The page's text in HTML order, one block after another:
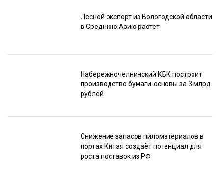
Лесной экспорт из Вологодской области
в Среднюю Азию растёт
Набережночелнинский КБК построит
производство бумаги-основы за 3 млрд
рублей
Снижение запасов пиломатериалов в
портах Китая создаёт потенциал для
роста поставок из РФ